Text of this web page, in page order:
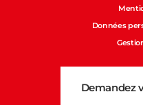
Données
Demandez